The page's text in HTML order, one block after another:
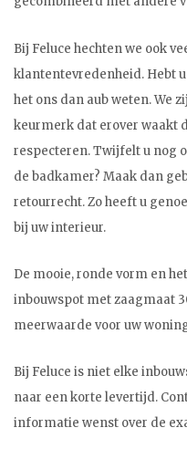
Bij Feluce hechten we ook
klantentevredenheid. Hebt
het ons dan aub weten. We
keurmerk dat erover waakt
respecteren. Twijfelt u nog
de badkamer? Maak dan
retourrecht. Zo heeft u
bij uw interieur.
De mooie, ronde vorm en
inbouwspot met zaagmaat
meerwaarde voor uw
Bij Feluce is niet elke
naar een korte levertijd.
informatie wenst over de